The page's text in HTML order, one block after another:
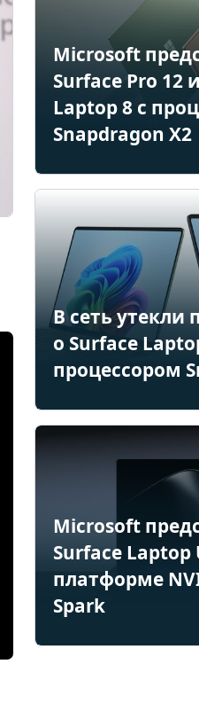
Microsoft
Surface Pro 12
Laptop 8 с
Snapdragon X2
В сеть утекли
о Surface
процессором
Microsoft
Surface Laptop
платформе
Spark